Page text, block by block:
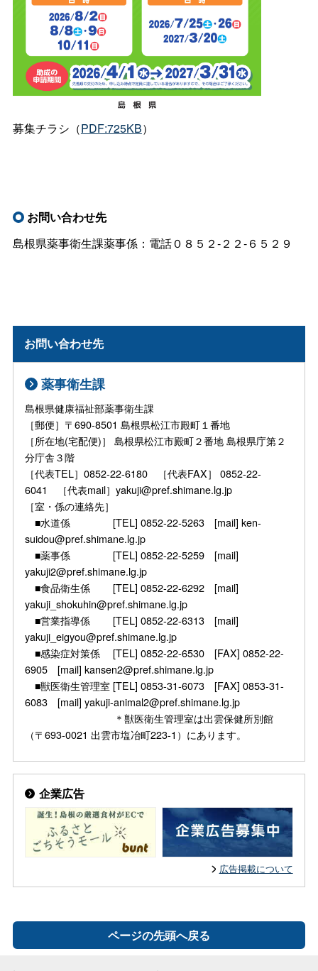
募集チラシ（PDF:725KB）
お問い合わせ先
島根県薬事衛生課薬事係：電話０８５２‐２２‐６５２９
お問い合わせ先
薬事衛生課
島根県健康福祉部薬事衛生課
［郵便］〒690-8501 島根県松江市殿町１番地
［所在地(宅配便)］ 島根県松江市殿町２番地 島根県庁第２
分庁舎３階
［代表TEL］0852-22-6180 ［代表FAX］ 0852-22-
6041 ［代表mail］yakuji@pref.shimane.lg.jp
［室・係の連絡先］
■水道係 [TEL] 0852-22-5263 [mail] ken-
suidou@pref.shimane.lg.jp
■薬事係 [TEL] 0852-22-5259 [mail]
yakuji2@pref.shimane.lg.jp
■食品衛生係 [TEL] 0852-22-6292 [mail]
yakuji_shokuhin@pref.shimane.lg.jp
■営業指導係 [TEL] 0852-22-6313 [mail]
yakuji_eigyou@pref.shimane.lg.jp
■感染症対策係 [TEL] 0852-22-6530 [FAX] 0852-22-
6905 [mail] kansen2@pref.shimane.lg.jp
■獣医衛生管理室 [TEL] 0853-31-6073 [FAX] 0853-31-
6083 [mail] yakuji-animal2@pref.shimane.lg.jp
＊獣医衛生管理室は出雲保健所別館
（〒693-0021 出雲市塩冶町223-1）にあります。
企業広告
広告掲載について
ページの先頭へ戻る